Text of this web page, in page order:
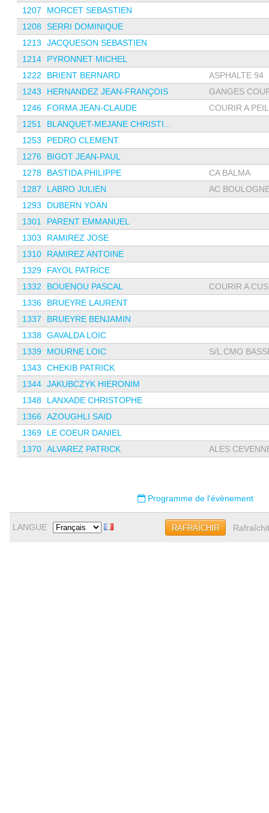
1207
MORCET SEBASTIEN
1208 SERRI DOMINIQUE
1213
JACQUESON SEBASTIEN
1214
PYRONNET MICHEL
1222
BRIENT BERNARD
ASPHALTE 94
1243
HERNANDEZ JEAN-FRANÇOIS
GANGES
1246
FORMA JEAN-CLAUDE
COURIR A
1251
BLANQUET-MEJANE CHRISTI...
1253
PEDRO CLEMENT
1276
BIGOT JEAN-PAUL
1278
BASTIDA PHILIPPE
CA BALMA
1287
LABRO JULIEN
AC
1293
DUBERN YOAN
1301
PARENT EMMANUEL
1303
RAMIREZ JOSE
1310
RAMIREZ ANTOINE
1329
FAYOL PATRICE
1332
BOUENOU PASCAL
COURIR A
1336
BRUEYRE LAURENT
1337
BRUEYRE BENJAMIN
1338 GAVALDA LOIC
1339
MOURNE LOIC
S/L CMO
1343
CHEKIB PATRICK
1344 JAKUBCZYK HIERONIM
1348
LANXADE CHRISTOPHE
1366 AZOUGHLI SAID
1369
LE COEUR DANIEL
1370 ALVAREZ PATRICK ALES
Programme de l'évènement
LANGUE RAFRAÎCHIR